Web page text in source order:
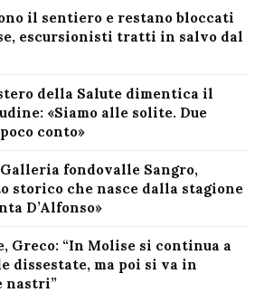
il sentiero e restano bloccati
escursionisti tratti in salvo dal
della Salute dimentica il
«Siamo alle solite. Due
conto»
Galleria fondovalle Sangro,
storico che nasce dalla stagione
D’Alfonso»
Greco: “In Molise si continua a
dissestate, ma poi si va in
nastri”